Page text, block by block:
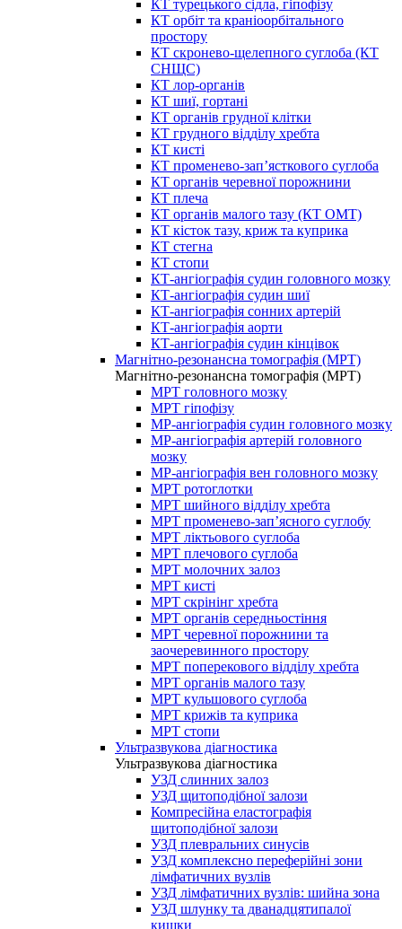
КТ турецького сідла, гіпофізу
КТ орбіт та краніоорбітального
простору
КТ скронево-щелепного суглоба (КТ
СНЩС)
КТ лор-органів
КТ шиї, гортані
КТ органів грудної клітки
КТ грудного відділу хребта
КТ кисті
КТ променево-зап’ясткового суглоба
КТ органів черевної порожнини
КТ плеча
КТ органів малого тазу (КТ ОМТ)
КТ кісток тазу, криж та куприка
КТ стегна
КТ стопи
КТ-ангіографія судин головного мозку
КТ-ангіографія судин шиї
КТ-ангіографія сонних артерій
КТ-ангіографія аорти
КТ-ангіографія судин кінцівок
Магнітно-резонансна томографія (МРТ)
Магнітно-резонансна томографія (МРТ)
МРТ головного мозку
МРТ гіпофізу
МР-ангіографія судин головного мозку
МР-ангіографія артерій головного
мозку
МР-ангіографія вен головного мозку
МРТ ротоглотки
МРТ шийного відділу хребта
МРТ променево-зап’ясного суглобу
МРТ ліктьового суглоба
МРТ плечового суглоба
МРТ молочних залоз
МРТ кисті
МРТ скрінінг хребта
МРТ органів середньостіння
МРТ черевної порожнини та
заочеревинного простору
МРТ поперекового відділу хребта
МРТ органів малого тазу
МРТ кульшового суглоба
МРТ крижів та куприка
МРТ стопи
Ультразвукова діагностика
Ультразвукова діагностика
УЗД слинних залоз
УЗД щитоподібної залози
Компресійна еластографія
щитоподібної залози
УЗД плевральних синусів
УЗД комплексно переферійні зони
лімфатичних вузлів
УЗД лімфатичних вузлів: шийна зона
УЗД шлунку та дванадцятипалої
кишки